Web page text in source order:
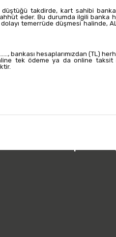
takdirde, kart sahibi
eder. Bu durumda ilgili
temerrüde düşmesi halinde,
bankası hesaplarımızdan (TL)
tek ödeme ya da online taksit